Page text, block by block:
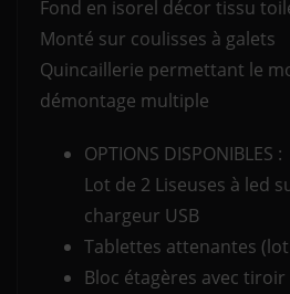
Fond en isorel décor tissu
Monté sur coulisses à galets
Quincaillerie permettant le
démontage multiple
OPTIONS DISPONIBLES :
Lot de 2 Liseuses à led
chargeur USB
Tablettes attenantes
Bloc étagères avec tiroir